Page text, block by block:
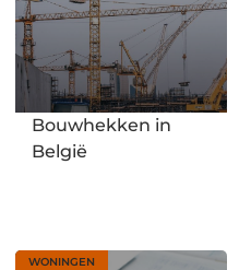
Bouwhekken in
België
WONINGEN